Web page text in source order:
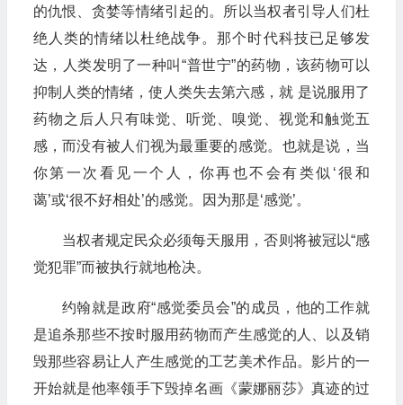
的仇恨、贪婪等情绪引起的。所以当权者引导人们杜
绝人类的情绪以杜绝战争。那个时代科技已足够发
达，人类发明了一种叫“普世宁”的药物，该药物可以
抑制人类的情绪，使人类失去第六感，就 是说服用了
药物之后人只有味觉、听觉、嗅觉、视觉和触觉五
感，而没有被人们视为最重要的感觉。也就是说，当
你第一次看见一个人，你再也不会有类似‘很和
蔼’或‘很不好相处’的感觉。因为那是‘感觉’。
当权者规定民众必须每天服用，否则将被冠以“感
觉犯罪”而被执行就地枪决。
约翰就是政府“感觉委员会”的成员，他的工作就
是追杀那些不按时服用药物而产生感觉的人、以及销
毁那些容易让人产生感觉的工艺美术作品。影片的一
开始就是他率领手下毁掉名画《蒙娜丽莎》真迹的过